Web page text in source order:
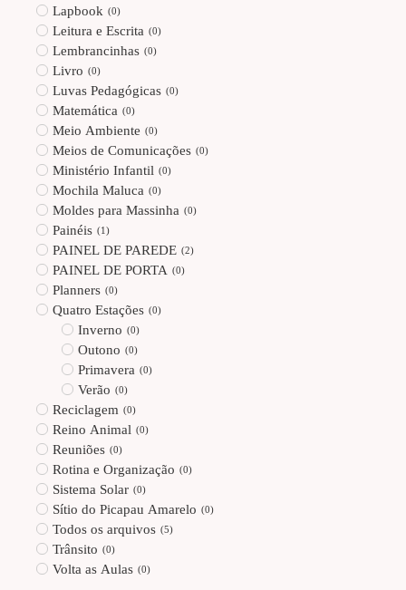
Lapbook (0)
Leitura e Escrita (0)
Lembrancinhas (0)
Livro (0)
Luvas Pedagógicas (0)
Matemática (0)
Meio Ambiente (0)
Meios de Comunicações (0)
Ministério Infantil (0)
Mochila Maluca (0)
Moldes para Massinha (0)
Painéis (1 )
PAINEL DE PAREDE (2)
PAINEL DE PORTA (0)
Planners (0)
Quatro Estações (0)
Inverno (0)
Outono (0)
Primavera (0)
Verão (0)
Reciclagem (0)
Reino Animal (0)
Reuniões (0)
Rotina e Organização (0)
Sistema Solar (0)
Sítio do Picapau Amarelo (0)
Todos os arquivos (5)
Trânsito (0)
Volta as Aulas (0)